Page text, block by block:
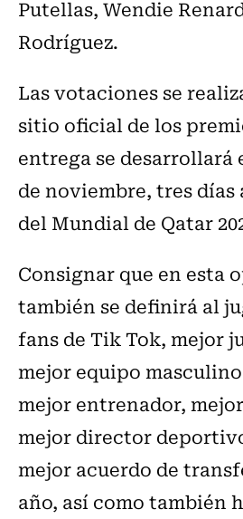
Putellas, Wendie
Rodríguez.
Las votaciones se
sitio oficial de los
entrega se desarrollará
de noviembre, tres
del Mundial de Qatar
Consignar que en esta
también se definirá al
fans de Tik Tok, mejor
mejor equipo
mejor entrenador,
mejor director
mejor acuerdo de
año, así como también